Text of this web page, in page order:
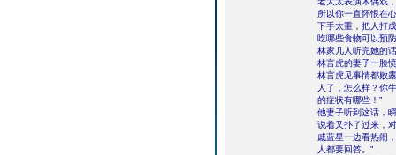
所以你一直怀恨在
下手太重，把人打
吃哪些食物可以预
林家几人听完她的
林言虎的妻子一脸
林言虎见事情都败
人了，怎么样？你
的症状有哪些！”
他妻子听到这话，
说着又扑了过来，
戚蓝星一边看热闹
人都要回答。”